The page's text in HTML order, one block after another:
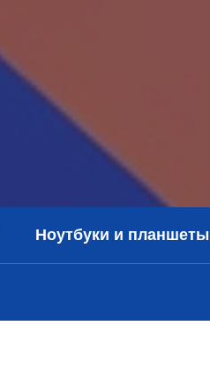
Ноутбуки и планшеты